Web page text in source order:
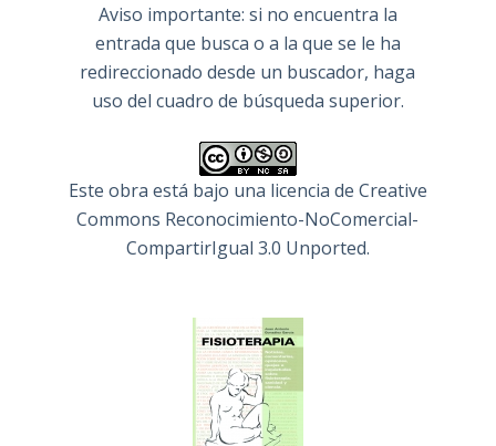
Aviso importante: si no encuentra la
entrada que busca o a la que se le ha
redireccionado desde un buscador, haga
uso del cuadro de búsqueda superior.
Este obra está bajo una licencia de Creative
Commons Reconocimiento-NoComercial-
CompartirIgual 3.0 Unported.